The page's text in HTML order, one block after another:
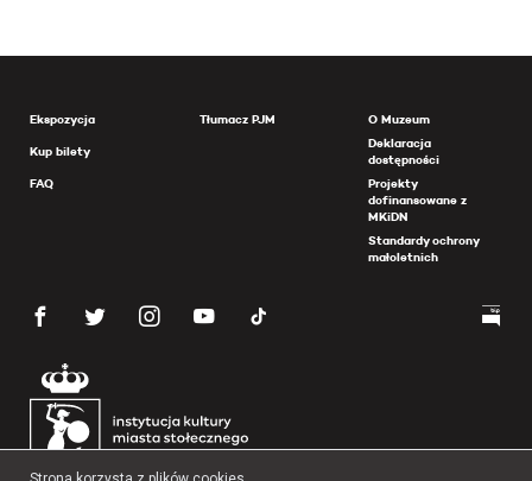
Ekspozycja
Kup bilety
FAQ
Tłumacz PJM
O Muzeum
Deklaracja
dostępności
Projekty
dofinansowane z
MKiDN
Standardy ochrony
małoletnich